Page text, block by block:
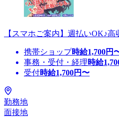
【スマホご案内】週払いOK♪高
携帯ショップ時給1,700円
事務・受付・経理時給
受付時給1,700円〜
勤務地
面接地